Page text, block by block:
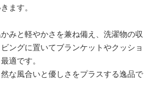
ます。
みと軽やかさを兼ね備え、洗濯物の収
ングに置いてブランケットやクッショ
適です。
な風合いと優しさをプラスする逸品で